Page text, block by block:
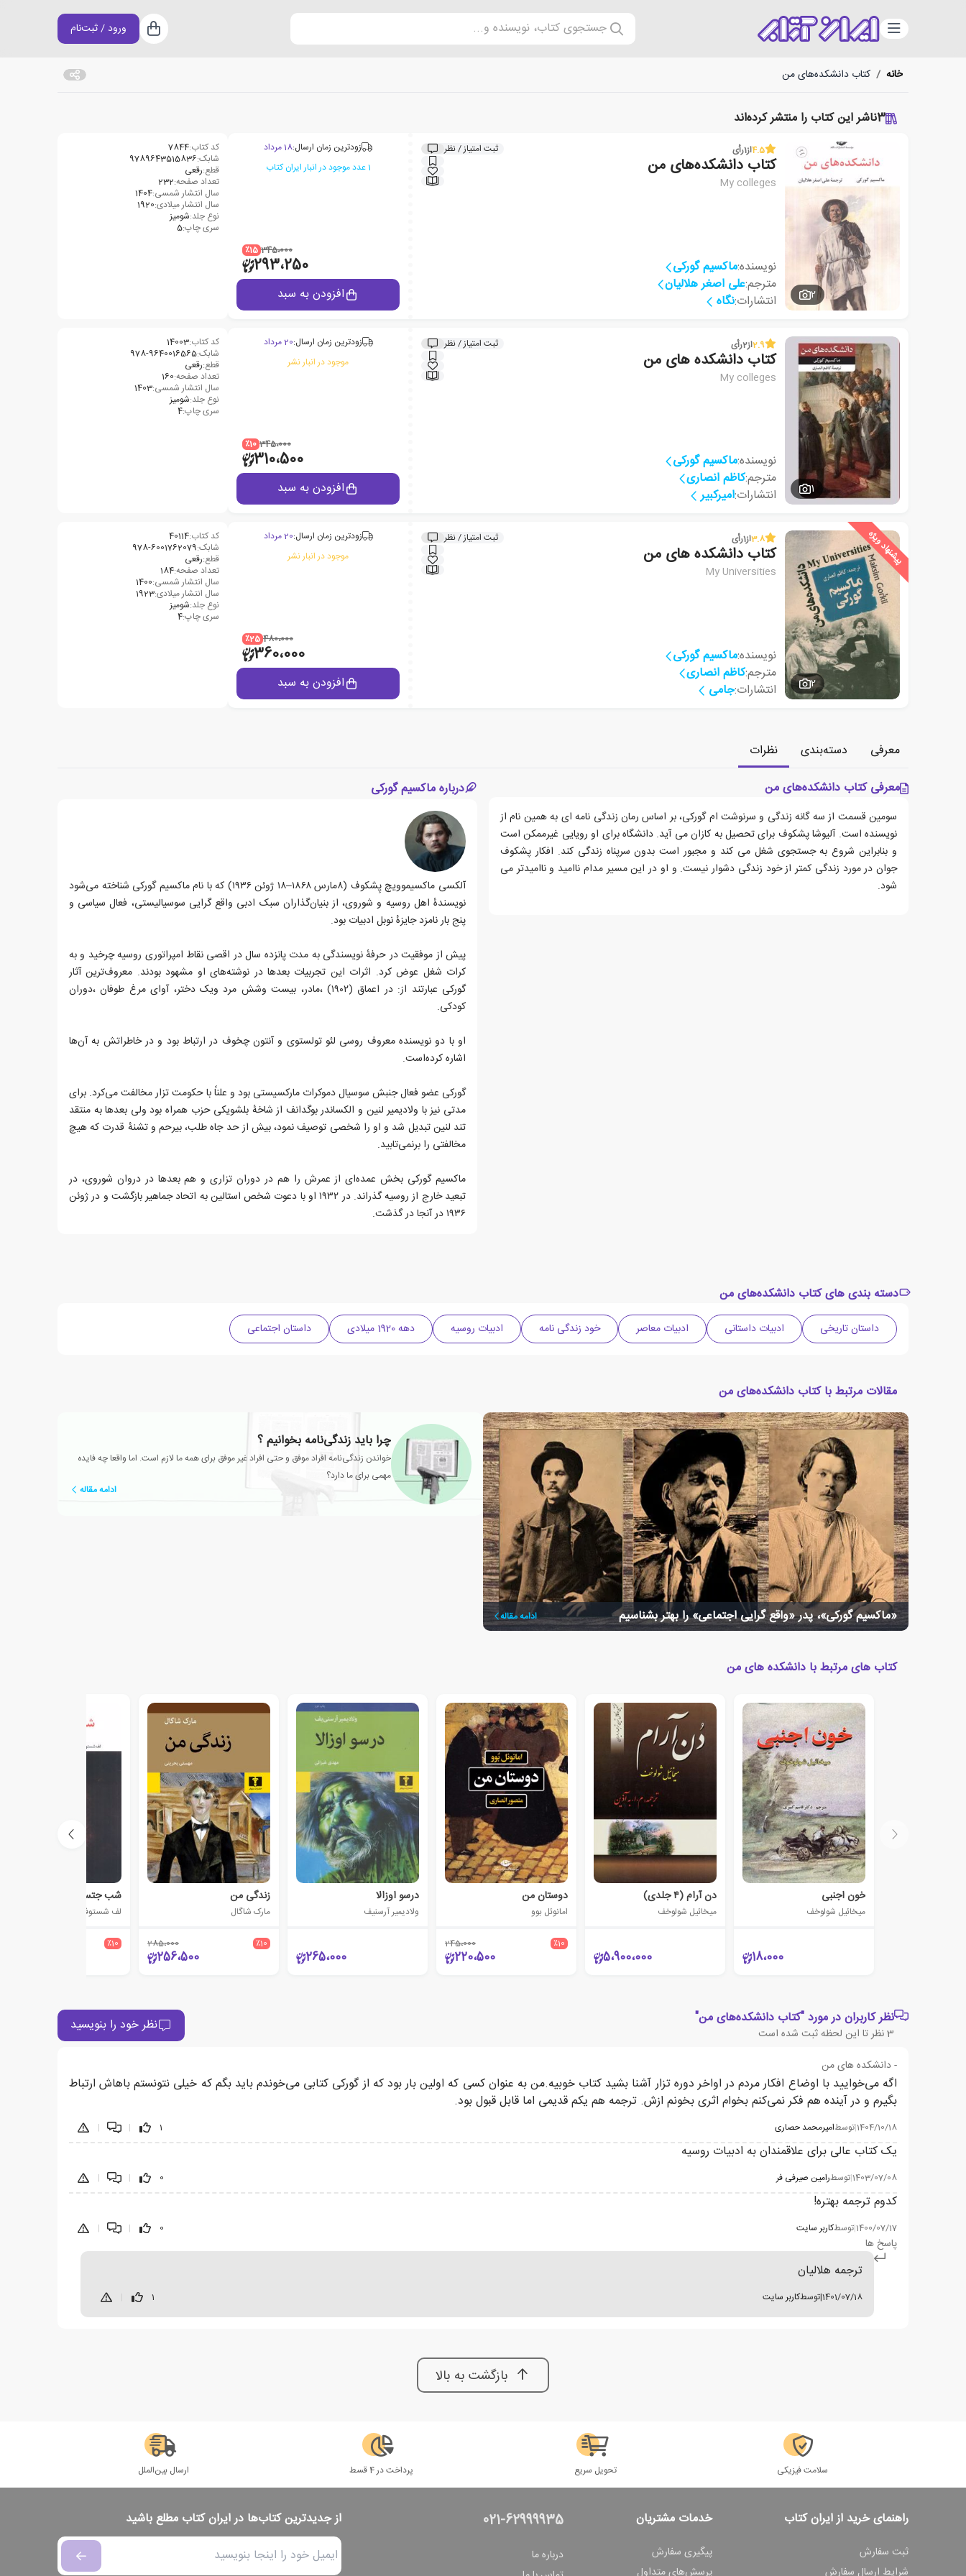
دسته‌بندی جستجوی کتاب، نویسنده و... سبد خرید
ورود / ثبت‌نام
خانه / کتاب دانشکده‌های من
3ناشر این کتاب را منتشر کرده‌اند
2
4.5از1رأی ثبت امتیاز / نظر
کتاب دانشکده‌های من
My colleges
نویسنده:ماکسیم گورکی
مترجم:علی اصغر هلالیان
انتشارات:نگاه
زودترین زمان ارسال:18 مرداد
1 عدد موجود در انبار ایران کتاب
345،000 ٪15
293،250
افزودن به سبد
کد کتاب:7844
شابک:9789643515836
قطع:رقعی
تعداد صفحه:232
سال انتشار شمسی:1404
سال انتشار میلادی:1920
نوع جلد:شومیز
سری چاپ:5
1
2.9از2رأی ثبت امتیاز / نظر
کتاب دانشکده های من
My colleges
نویسنده:ماکسیم گورکی
مترجم:کاظم انصاری
انتشارات:امیرکبیر
زودترین زمان ارسال:20 مرداد
موجود در انبار نشر
345،000 ٪10
310،500
افزودن به سبد
کد کتاب:14003
شابک:978-9640016565
قطع:رقعی
تعداد صفحه:160
سال انتشار شمسی:1403
نوع جلد:شومیز
سری چاپ:4
پیشنهاد ویژه
2
3.8از1رأی ثبت امتیاز / نظر
کتاب دانشکده های من
My Universities
نویسنده:ماکسیم گورکی
مترجم:کاظم انصاری
انتشارات:جامی
زودترین زمان ارسال:20 مرداد
موجود در انبار نشر
480،000 ٪25
360،000
افزودن به سبد
کد کتاب:40114
شابک:978-6001762079
قطع:رقعی
تعداد صفحه:184
سال انتشار شمسی:1400
سال انتشار میلادی:1923
نوع جلد:شومیز
سری چاپ:4
معرفی دسته‌بندی
نظرات
معرفی کتاب دانشکده‌های من
سومین قسمت از سه گانه زندگی و سرنوشت ام گورکی، بر اساس رمان زندگی نامه ای به همین نام از
نویسنده است. آلیوشا پشکوف برای تحصیل به کازان می آید. دانشگاه برای او رویایی غیرممکن است
و بنابراین شروع به جستجوی شغل می کند و مجبور است بدون سرپناه زندگی کند. افکار پشکوف
جوان در مورد زندگی کمتر از خود زندگی دشوار نیست. و او در این مسیر مدام ناامید و ناامیدتر می
شود.
درباره ماکسیم گورکی
آلکسی ماکسیموویچ پِشکوف (۸مارس ۱۸۶۸–۱۸ ژوئن ۱۹۳۶) که با نام ماکسیم گورکی شناخته می‌شود
نویسندهٔ اهل روسیه و شوروی، از بنیان‌گذاران سبک ادبی واقع گرایی سوسیالیستی، فعال سیاسی و
پنج بار نامزد جایزهٔ نوبل ادبیات بود.
پیش از موفقیت در حرفهٔ نویسندگی به مدت پانزده سال در اقصی نقاط امپراتوری روسیه چرخید و به
کرات شغل عوض کرد. اثرات این تجربیات بعدها در نوشته‌های او مشهود بودند. معروف‌ترین آثار
گورکی عبارتند از: در اعماق (۱۹۰۲) ،مادر، بیست وشش مرد ویک دختر، آوای مرغ طوفان ،دوران
کودکی.
او با دو نویسنده معروف روسی لئو تولستوی و آنتون چخوف در ارتباط بود و در خاطراتش به آن‌ها
اشاره کرده‌است.
گورکی عضو فعال جنبش سوسیال دموکرات مارکسیستی بود و علناً با حکومت تزار مخالفت می‌کرد. برای
مدتی نیز با ولادیمیر لنین و الکساندر بوگدانف از شاخهٔ بلشویکی حزب همراه بود ولی بعدها به منتقد
تند لنین تبدیل شد و او را شخصی توصیف نمود، بیش از حد جاه طلب، بیرحم و تشنهٔ قدرت که هیچ
مخالفتی را برنمی‌تابید.
ماکسیم گورکی بخش عمده‌ای از عمرش را هم در دوران تزاری و هم بعدها در دروان شوروی، در
تبعید خارج از روسیه گذراند. در ۱۹۳۲ او با دعوت شخص استالین به اتحاد جماهیر بازگشت و در ژوئن
۱۹۳۶ در آنجا در گذشت.
دسته بندی های کتاب دانشکده‌های من
داستان تاریخی ادبیات داستانی ادبیات معاصر خود زندگی نامه ادبیات روسیه دهه 1920 میلادی داستان اجتماعی
مقالات مرتبط با کتاب دانشکده‌های من
«ماکسیم گورکی»، پدر «واقع گرایی اجتماعی» را بهتر بشناسیم ادامه مقاله
چرا باید زندگی‌نامه بخوانیم ؟
خواندن زندگی‌نامه افراد موفق و حتی افراد غیر موفق برای همه ما لازم است. اما واقعا چه فایده
مهمی برای ما دارد؟
ادامه مقاله
کتاب های مرتبط با دانشکده های من
خون اجنبی
میخائیل شولوخف
18،000
دن آرام (۴ جلدی)
میخائیل شولوخف
5،900،000
دوستان من
امانوئل بوو
٪10 245،000
220،500
درسو اوزالا
ولادیمیر آرسنیف
265،000
زندگی من
مارک شاگال
٪10 285،000
256،500
شب جتسمانی
لف شستوف
٪10
نظر کاربران در مورد "کتاب دانشکده‌های من"
3نظر تا این لحظه ثبت شده است نظر خود را بنویسید
- دانشکده های من
اگه می‌خوایید با اوضاع افکار مردم در اواخر دوره تزار آشنا بشید کتاب خوبیه.من به عنوان کسی که اولین بار بود که از گورکی کتابی می‌خوندم باید بگم که خیلی نتونستم باهاش ارتباط
بگیرم و در آینده هم فکر نمی‌کنم بخوام اثری بخونم ازش. ترجمه هم یکم قدیمی اما قابل قبول بود.
1404/10/18
|توسطامیرمحمد حصاری 1
|
|
یک کتاب عالی برای علاقمندان به ادبیات روسیه
1403/07/08
|توسطرامین صیرفی فر 0
|
|
کدوم ترجمه بهتره!
1400/07/17
|توسطکاربر سایت 0
|
|
پاسخ ها
ترجمه هلالیان
1401/07/18
|توسطکاربر سایت 1
بازگشت به بالا
سلامت فیزیکی تحویل سریع پرداخت در 4 قسط ارسال بین‌الملل
راهنمای خرید از ایران کتاب
ثبت سفارش
شرایط ارسال سفارش
خدمات مشتریان
پیگیری سفارش
پرسش‌های متداول
021-62999935
درباره ما
از جدیدترین کتاب‌ها در ایران کتاب مطلع باشید